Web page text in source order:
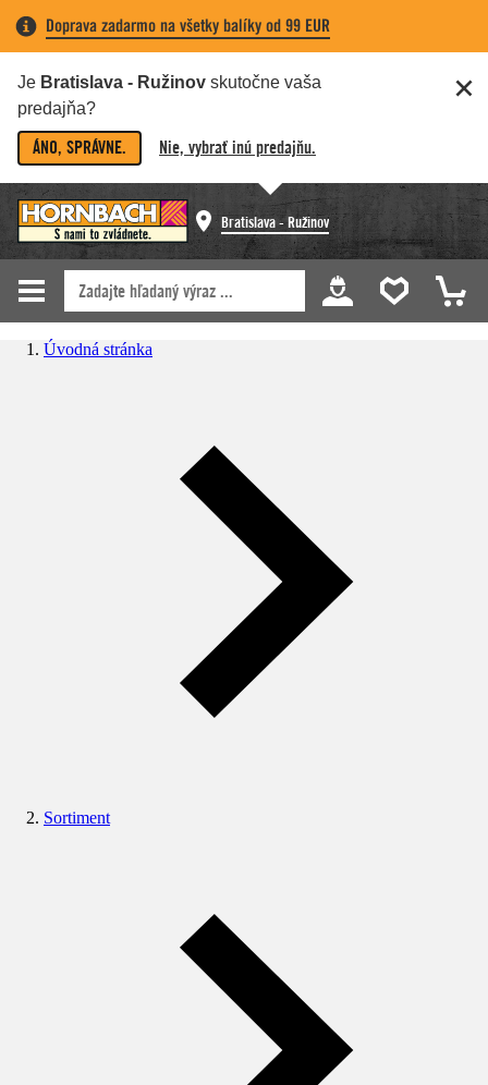
Doprava zadarmo na všetky balíky od 99 EUR
Je Bratislava - Ružinov skutočne vaša
predajňa?
ÁNO, SPRÁVNE. Nie, vybrať inú predajňu.
Bratislava - Ružinov
Úvodná stránka
Sortiment